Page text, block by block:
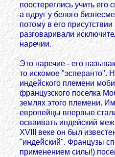
поостереглись учить его
а вдруг у белого
потому в его
разговаривали
наречии.
Это наречие - его
то искомое "эсперанто".
индейского племени
французского поселка
землях этого племени.
европейцы впервые
осваивать индейский
XVIII веке он был
"индейский". Французы
применением силы!)